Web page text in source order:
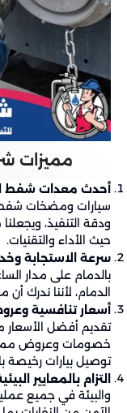
مميزات
أحدث معدات شفط
سيارات ومضخات شفط
ودقة التنفيذ،
حيث الأداء والتقنيات.
سرعة الاستجابة وخدمة 24
بالدمام على مدار
الدمام، لأننا ندرك
أسعار تنافسية
تقديم أفضل الأسعار
خصومات وعروض
توصيل بيارات رخيصة
التزام بالمعايير
والبيئة في جميع